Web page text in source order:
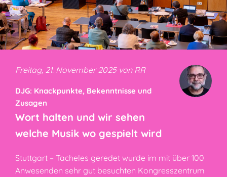
Freitag, 21. November 2025 von RR
DJG: Knackpunkte, Bekenntnisse und
Zusagen
Wort halten und wir sehen
welche Musik wo gespielt wird
Stuttgart – Tacheles geredet wurde im mit über 100
Anwesenden sehr gut besuchten Kongresszentrum